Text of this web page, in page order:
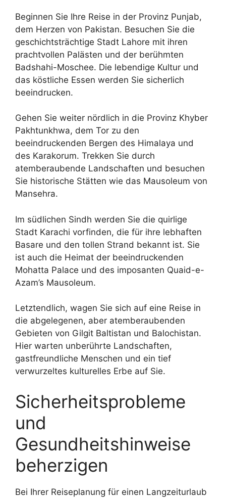
Beginnen Sie Ihre Reise in der Provinz Punjab,
dem Herzen von Pakistan. Besuchen Sie die
geschichtsträchtige Stadt Lahore mit ihren
prachtvollen Palästen und der berühmten
Badshahi-Moschee. Die lebendige Kultur und
das köstliche Essen werden Sie sicherlich
beeindrucken.
Gehen Sie weiter nördlich in die Provinz Khyber
Pakhtunkhwa, dem Tor zu den
beeindruckenden Bergen des Himalaya und
des Karakorum. Trekken Sie durch
atemberaubende Landschaften und besuchen
Sie historische Stätten wie das Mausoleum von
Mansehra.
Im südlichen Sindh werden Sie die quirlige
Stadt Karachi vorfinden, die für ihre lebhaften
Basare und den tollen Strand bekannt ist. Sie
ist auch die Heimat der beeindruckenden
Mohatta Palace und des imposanten Quaid-e-
Azam’s Mausoleum.
Letztendlich, wagen Sie sich auf eine Reise in
die abgelegenen, aber atemberaubenden
Gebieten von Gilgit Baltistan und Balochistan.
Hier warten unberührte Landschaften,
gastfreundliche Menschen und ein tief
verwurzeltes kulturelles Erbe auf Sie.
Sicherheitsprobleme
und
Gesundheitshinweise
beherzigen
Bei Ihrer Reiseplanung für einen Langzeiturlaub